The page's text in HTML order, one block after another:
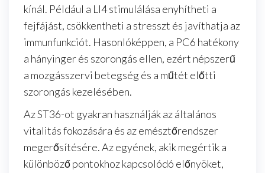
kínál. Például a LI4 stimulálása enyhítheti a
fejfájást, csökkentheti a stresszt és javíthatja az
immunfunkciót. Hasonlóképpen, a PC6 hatékony
a hányinger és szorongás ellen, ezért népszerű
a mozgásszervi betegség és a műtét előtti
szorongás kezelésében.
Az ST36-ot gyakran használják az általános
vitalitás fokozására és az emésztőrendszer
megerősítésére. Az egyének, akik megértik a
különböző pontokhoz kapcsolódó előnyöket,